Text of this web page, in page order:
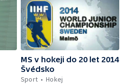
MS v hokeji do 20 let 2014
Švédsko
Sport
Hokej